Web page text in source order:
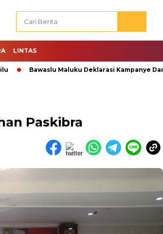
LINTAS
Bawaslu Maluku Deklarasi Kampanye Damai.
Paskibra